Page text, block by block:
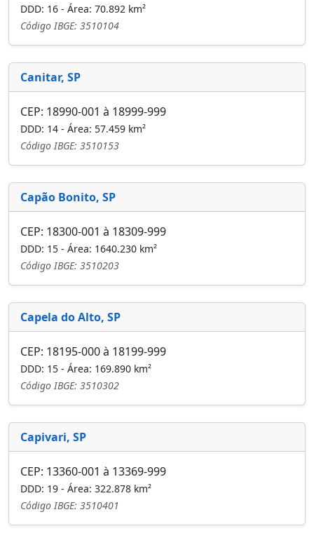
DDD: 16 - Área: 70.892 km²
Código IBGE: 3510104
Canitar, SP
CEP: 18990-001 à 18999-999
DDD: 14 - Área: 57.459 km²
Código IBGE: 3510153
Capão Bonito, SP
CEP: 18300-001 à 18309-999
DDD: 15 - Área: 1640.230 km²
Código IBGE: 3510203
Capela do Alto, SP
CEP: 18195-000 à 18199-999
DDD: 15 - Área: 169.890 km²
Código IBGE: 3510302
Capivari, SP
CEP: 13360-001 à 13369-999
DDD: 19 - Área: 322.878 km²
Código IBGE: 3510401